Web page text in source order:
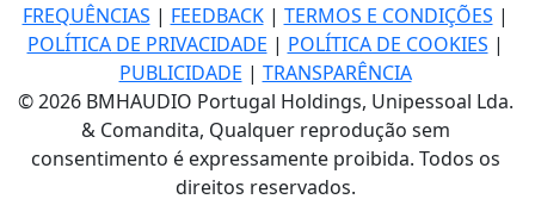
FREQUÊNCIAS | FEEDBACK| TERMOS E CONDIÇÕES |
POLÍTICA DE PRIVACIDADE | POLÍTICA DE COOKIES |
PUBLICIDADE | TRANSPARÊNCIA
© 2026 BMHAUDIO Portugal Holdings, Unipessoal Lda.
& Comandita, Qualquer reprodução sem
consentimento é expressamente proibida. Todos os
direitos reservados.